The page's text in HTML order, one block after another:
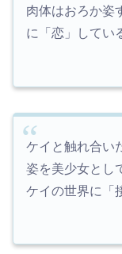
肉体はおろか姿
に「恋」してい
ケイと触れ合い
姿を美少女とし
ケイの世界に「